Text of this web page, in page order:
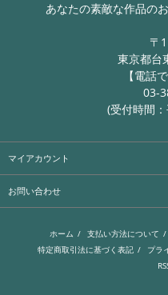
あなたの素敵な作品の
〒
東京都台
【電話
03-
(受付時間
マイアカウント
お問い合わせ
ホーム / 支払い方法について /
特定商取引法に基づく表記 / プラ